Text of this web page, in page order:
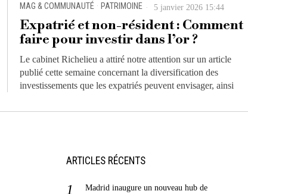
MAG & COMMUNAUTÉ · PATRIMOINE 5 janvier 2026 15:44
Expatrié et non-résident : Comment
faire pour investir dans l’or ?
Le cabinet Richelieu a attiré notre attention sur un article
publié cette semaine concernant la diversification des
investissements que les expatriés peuvent envisager, ainsi
ARTICLES RÉCENTS
Madrid inaugure un nouveau hub de